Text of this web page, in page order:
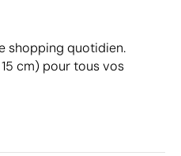
shopping quotidien.
cm) pour tous vos